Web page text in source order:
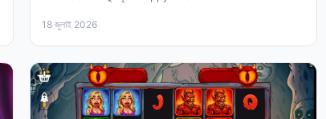
18 জুলাই 2026